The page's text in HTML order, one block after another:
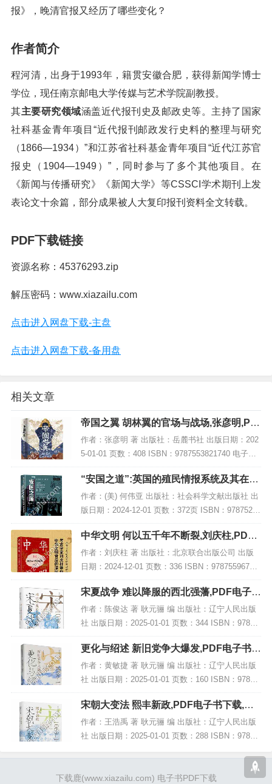
报》，晚清官报又经历了哪些变化？
作者简介
程河清，出身于1993年，籍贯安徽合肥，获得新闻学博士
学位，现任南京邮电大学传媒与艺术学院副教授。
其主要研究领域涵盖近代报刊史及邮政史等。主持了国家
社科基金青年项目“近代报刊邮政发行史料的整理与研究
（1866—1934）”和江苏省社科基金青年项目“近代江苏官
报史（1904—1949）”，同时参与了多个其他项目。在
《新闻与传播研究》《新闻大学》等CSSCI学术期刊上发
表论文十余篇，部分成果被人大复印报刊资料全文转载。
PDF下载链接
资源名称：45376293.zip
解压密码：www.xiazailu.com
点击进入网盘下载-主盘
点击进入网盘下载-备用盘
相关文章
帝国之翼 胡林翼的官场与战场,张彦明,PD
F电子书网盘下载
作者：张彦明 著 出版社：岳麓书社 出版日期：202
5-01-01 页数：408 ISBN：9787553821740 电子书
大小：219MB [高清扫描版PDF格式] 内容简介 本书
聚焦于...
“安国之道”:英国的殖民情报系统及其在亚
洲的扩张,PDF下载
作者：(美) 何伟亚 出版社：社会科学文献出版社 出
版日期：2024-12-01 页数：372页 ISBN：97875228
32937 电子书大小：187MB [高清扫描版PDF格式]
内容...
中华文明 何以五千年不断裂,刘庆柱,PDF
电子书网盘下载
作者：刘庆柱 著 出版社：北京联合出版公司 出版
日期：2024-12-01 页数：336 ISBN：97875596765
80 电子书大小：261MB [高清扫描版PDF格式] 内容
简介 从...
宋夏战争 难以降服的西北强藩,PDF电子书
网盘下载
作者：陈俊达 著 耿元骊 编 出版社：辽宁人民出版
社 出版日期：2025-01-01 页数：344 ISBN：97872
05111519 电子书大小：260MB [高清扫描版PDF格
式] 内...
更化与绍述 新旧党争大爆发,PDF电子书网
盘下载
作者：黄敏捷 著 耿元骊 编 出版社：辽宁人民出版
社 出版日期：2025-01-01 页数：160 ISBN：97872
05111496 电子书大小：241MB [高清扫描版PDF格
式] 内...
宋朝大变法 熙丰新政,PDF电子书下载,网
盘资源
作者：王浩禹 著 耿元骊 编 出版社：辽宁人民出版
社 出版日期：2025-01-01 页数：288 ISBN：97872
下载鹿(www.xiazailu.com) 电子书PDF下载